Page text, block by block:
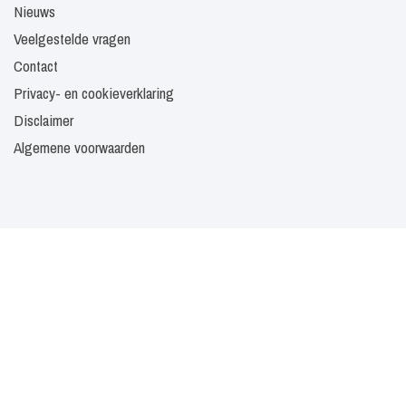
Nieuws
Veelgestelde vragen
Contact
Privacy- en cookieverklaring
Disclaimer
Algemene voorwaarden